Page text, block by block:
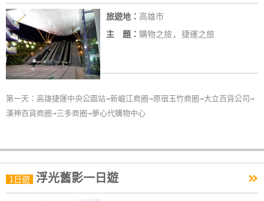
旅遊地： 高雄市
主 題： 購物之旅, 捷運之旅
第一天：高雄捷運中央公園站→新崛江商圈→原宿玉竹商圈→大立百貨公司→
漢神百貨商圈→三多商圈→夢心代購物中心
1日遊 浮光舊影一日遊 »